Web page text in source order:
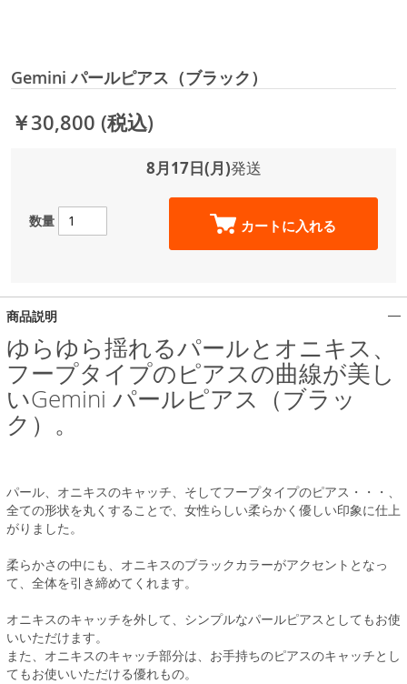
Gemini パールピアス（ブラック）
￥30,800 (税込)
8月17日(月)発送
数量 カートに入れる
商品説明
ゆらゆら揺れるパールとオニキス、
フープタイプのピアスの曲線が美し
いGemini パールピアス（ブラッ
ク）。
パール、オニキスのキャッチ、そしてフープタイプのピアス・・・、
全ての形状を丸くすることで、女性らしい柔らかく優しい印象に仕上
がりました。
柔らかさの中にも、オニキスのブラックカラーがアクセントとなっ
て、全体を引き締めてくれます。
オニキスのキャッチを外して、シンプルなパールピアスとしてもお使
いいただけます。
また、オニキスのキャッチ部分は、お手持ちのピアスのキャッチとし
てもお使いいただける優れもの。